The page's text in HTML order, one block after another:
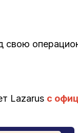
свою
Lazarus с